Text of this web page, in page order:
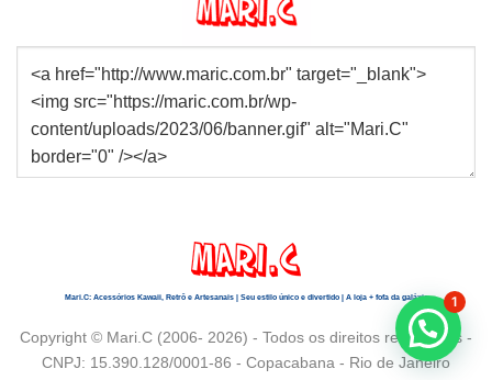
Mari.C: Acessórios Kawaii, Retrô e Artesanais | Seu estilo único e divertido | A loja + fofa da galáxia
Copyright © Mari.C (2006- 2026) - Todos os direitos reservados -
CNPJ: 15.390.128/0001-86 - Copacabana - Rio de Janeiro
1